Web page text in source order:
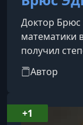
Доктор
математики
получил
степень по
преподавал
недалеко от
Автор
+1